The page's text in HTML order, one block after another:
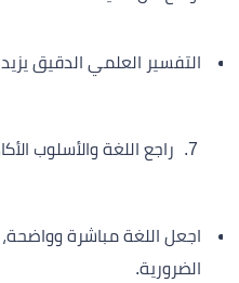
التفسير العلمي الدقيق
راجع اللغة والأسلوب
اجعل اللغة مباشرة
الضرورية.